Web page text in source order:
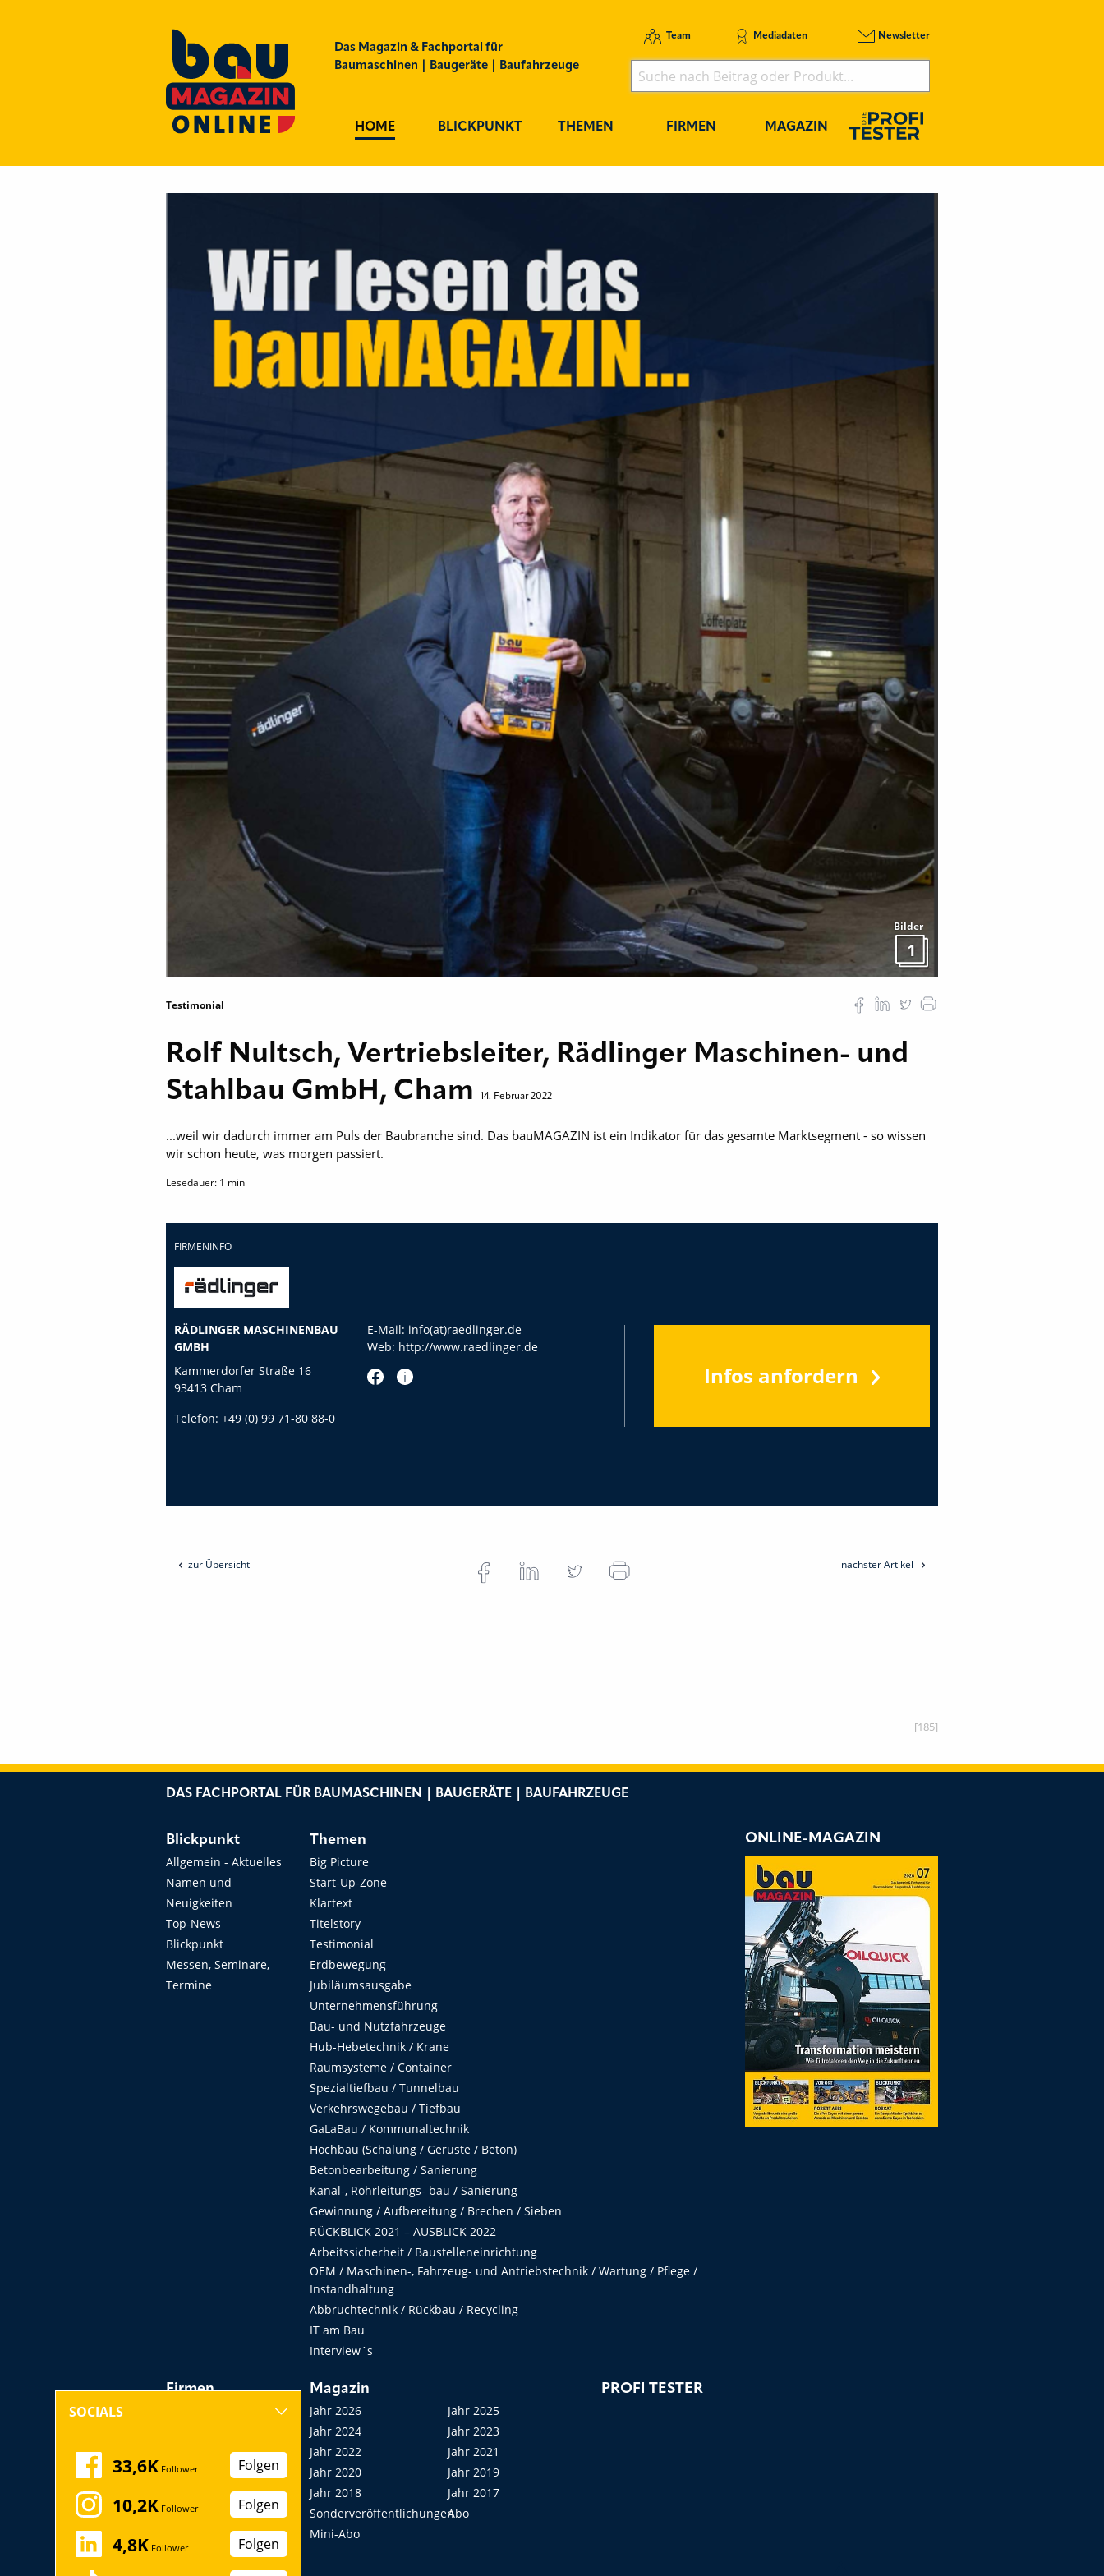
Das Magazin & Fachportal für
Baumaschinen | Baugeräte | Baufahrzeuge
Team Mediadaten Newsletter
HOME BLICKPUNKT THEMEN FIRMEN MAGAZIN
Bilder
1
Testimonial
Rolf Nultsch, Vertriebsleiter, Rädlinger Maschinen- und
Stahlbau GmbH, Cham
14. Februar 2022
...weil wir dadurch immer am Puls der Baubranche sind. Das bauMAGAZIN ist ein Indikator für das gesamte Marktsegment - so wissen
wir schon heute, was morgen passiert.
Lesedauer: 1 min
FIRMENINFO
RÄDLINGER MASCHINENBAU
GMBH
Kammerdorfer Straße 16
93413 Cham
Telefon: +49 (0) 99 71-80 88-0
E-Mail: info(at)raedlinger.de
Web: http://www.raedlinger.de
Infos anfordern
zur Übersicht nächster Artikel
[185]
DAS FACHPORTAL FÜR BAUMASCHINEN | BAUGERÄTE | BAUFAHRZEUGE
Blickpunkt
Allgemein - Aktuelles
Namen und
Neuigkeiten
Top-News
Blickpunkt
Messen, Seminare,
Termine
Themen
Big Picture
Start-Up-Zone
Klartext
Titelstory
Testimonial
Erdbewegung
Jubiläumsausgabe
Unternehmensführung
Bau- und Nutzfahrzeuge
Hub-Hebetechnik / Krane
Raumsysteme / Container
Spezialtiefbau / Tunnelbau
Verkehrswegebau / Tiefbau
GaLaBau / Kommunaltechnik
Hochbau (Schalung / Gerüste / Beton)
Betonbearbeitung / Sanierung
Kanal-, Rohrleitungs- bau / Sanierung
Gewinnung / Aufbereitung / Brechen / Sieben
RÜCKBLICK 2021 – AUSBLICK 2022
Arbeitssicherheit / Baustelleneinrichtung
OEM / Maschinen-, Fahrzeug- und Antriebstechnik / Wartung / Pflege /
Instandhaltung
Abbruchtechnik / Rückbau / Recycling
IT am Bau
Interview´s
Firmen
Messen, Seminare,
Kongresse
Startup
Magazin
Jahr 2026
Jahr 2025
Jahr 2024
Jahr 2023
Jahr 2022
Jahr 2021
Jahr 2020
Jahr 2019
Jahr 2018
Jahr 2017
SonderveröffentlichungenAbo
Mini-Abo
PROFI TESTER
ONLINE-MAGAZIN
SOCIALS
33,6K Follower Folgen
10,2K Follower Folgen
4,8K Follower Folgen